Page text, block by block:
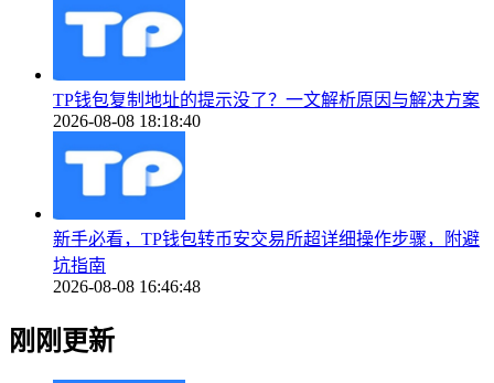
TP钱包复制地址的提示没了？一文解析原因与解决方案
2026-08-08 18:18:40
新手必看，TP钱包转币安交易所超详细操作步骤，附避
坑指南
2026-08-08 16:46:48
刚刚更新